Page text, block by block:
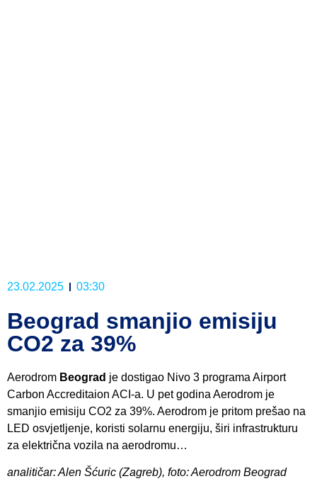
23.02.2025 03:30
Beograd smanjio emisiju
CO2 za 39%
Aerodrom Beograd je dostigao Nivo 3 programa Airport
Carbon Accreditaion ACI-a. U pet godina Aerodrom je
smanjio emisiju CO2 za 39%. Aerodrom je pritom prešao na
LED osvjetljenje, koristi solarnu energiju, širi infrastrukturu
za električna vozila na aerodromu…
analitičar: Alen Šćuric (Zagreb), foto: Aerodrom Beograd